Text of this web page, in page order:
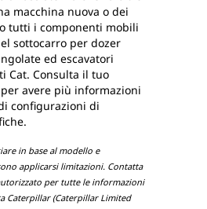
macchina nuova o dei
tutti i componenti mobili
sottocarro per dozer
ed escavatori
Cat. Consulta il tuo
avere più informazioni
configurazioni di
in base al modello e
applicarsi limitazioni. Contatta
per tutte le informazioni
Caterpillar (Caterpillar Limited